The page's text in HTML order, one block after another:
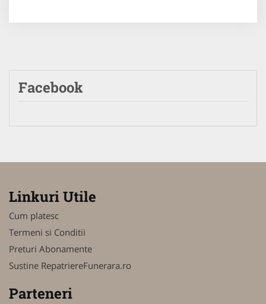
Facebook
Linkuri Utile
Cum platesc
Termeni si Conditii
Preturi Abonamente
Sustine RepatriereFunerara.ro
Parteneri